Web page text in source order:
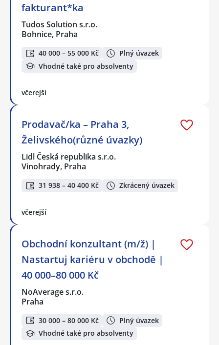
fakturant*ka
Tudos Solution s.r.o.
Bohnice, Praha
40 000 – 55 000 Kč
Plný úvazek
Vhodné také pro absolventy
včerejší
Prodavač/ka – Praha 3,
Želivského(různé úvazky)
Lidl Česká republika s.r.o.
Vinohrady, Praha
31 938 – 40 400 Kč Zkrácený úvazek
včerejší
Obchodní konzultant (m/ž) |
Nastartuj kariéru v obchodě |
40 000–80 000 Kč
NoAverage s.r.o.
Praha
30 000 – 80 000 Kč
Plný úvazek
Vhodné také pro absolventy